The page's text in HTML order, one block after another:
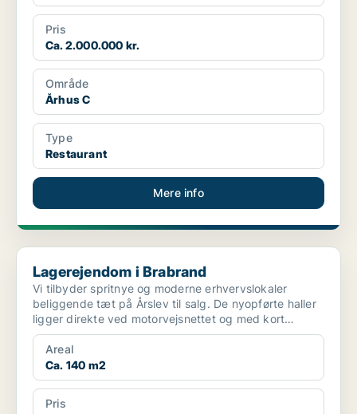
Pris
Ca. 2.000.000 kr.
Område
Århus C
Type
Restaurant
Mere info
Lagerejendom i Brabrand
Lagerejendom i Brabrand
Vi tilbyder spritnye og moderne erhvervslokaler
beliggende tæt på Årslev til salg. De nyopførte haller
ligger direkte ved motorvejsnettet og med kort
afstand...
Areal
Ca. 140 m2
Pris